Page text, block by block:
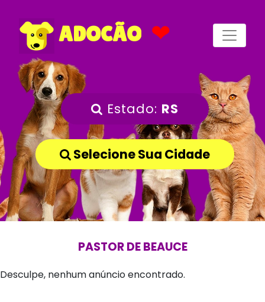
ADOCÃO ❤
Estado: RS
Selecione Sua Cidade
PASTOR DE BEAUCE
Desculpe, nenhum anúncio encontrado.